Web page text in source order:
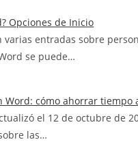
Opciones de Inicio
varias entradas sobre
se puede…
Word: cómo ahorrar tiempo
el 12 de octubre de
las…